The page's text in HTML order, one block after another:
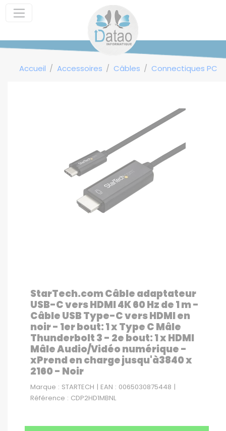
Accueil Accessoires Câbles Connectiques PC
StarTech.com Câble adaptateur
USB-C vers HDMI 4K 60 Hz de 1 m -
Câble USB Type-C vers HDMI en
noir - 1er bout: 1 x Type C Mâle
Thunderbolt 3 - 2e bout: 1 x HDMI
Mâle Audio/Vidéo numérique -
xPrend en charge jusqu'à3840 x
2160 - Noir
Marque : STARTECH | EAN : 0065030875448 |
Référence : CDP2HD1MBNL
Panneau de gestion des cookies